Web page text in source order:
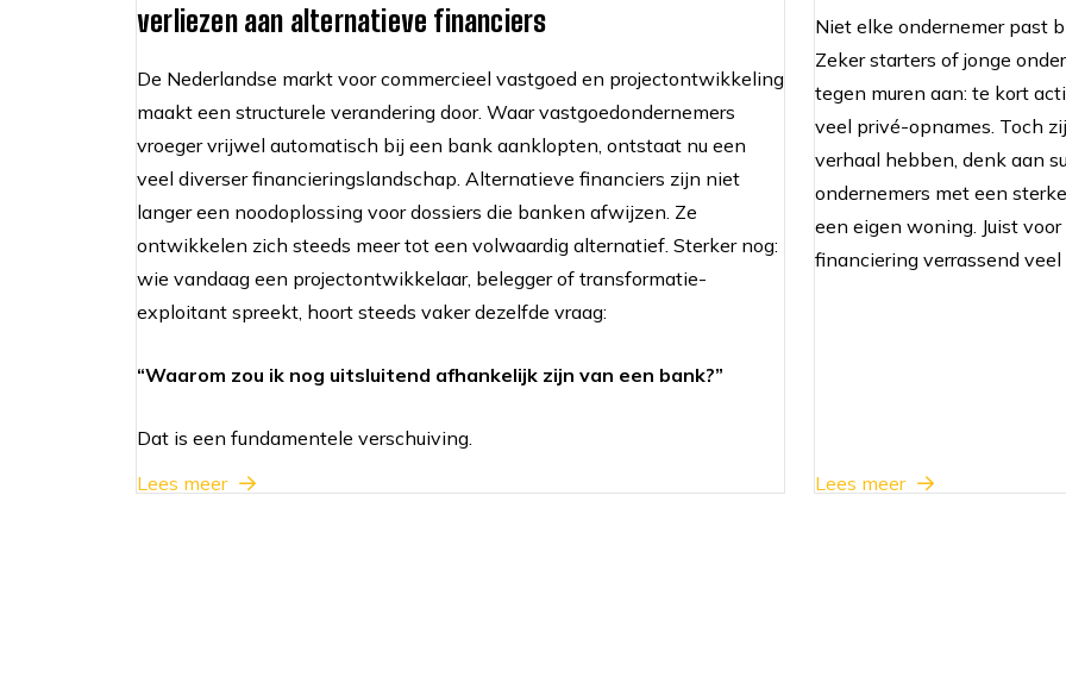
verliezen aan alternatieve financiers
De Nederlandse markt voor commercieel vastgoed en projectontwikkeling
maakt een structurele verandering door. Waar vastgoedondernemers
vroeger vrijwel automatisch bij een bank aanklopten, ontstaat nu een
veel diverser financieringslandschap. Alternatieve financiers zijn niet
langer een noodoplossing voor dossiers die banken afwijzen. Ze
ontwikkelen zich steeds meer tot een volwaardig alternatief. Sterker nog:
wie vandaag een projectontwikkelaar, belegger of transformatie-
exploitant spreekt, hoort steeds vaker dezelfde vraag:
“Waarom zou ik nog uitsluitend afhankelijk zijn van een bank?”
Dat is een fundamentele verschuiving.
Lees meer
Niet elke ondernemer past
Zeker starters of jonge
tegen muren aan: te kort
veel privé-opnames. Toch
verhaal hebben, denk aan
ondernemers met een
een eigen woning. Juist
financiering verrassend
Lees meer